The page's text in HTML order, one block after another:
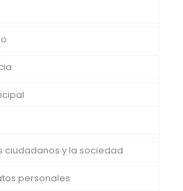
ciudadanos y la sociedad
personales